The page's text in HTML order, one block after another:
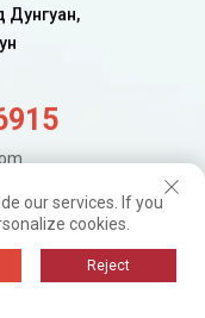
Дунгуан,
our services. If you
cookies.
Reject